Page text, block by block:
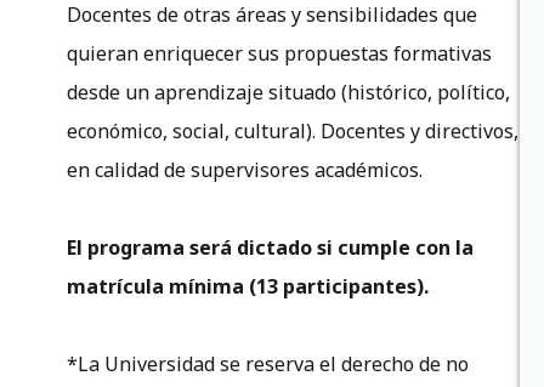
Docentes de otras áreas y sensibilidades que
quieran enriquecer sus propuestas formativas
desde un aprendizaje situado (histórico, político,
económico, social, cultural). Docentes y directivos,
en calidad de supervisores académicos.
El programa será dictado si cumple con la
matrícula mínima (13 participantes).
*La Universidad se reserva el derecho de no